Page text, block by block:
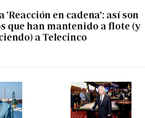
'Reacción en cadena': así son
que han mantenido a flote (y
a Telecinco